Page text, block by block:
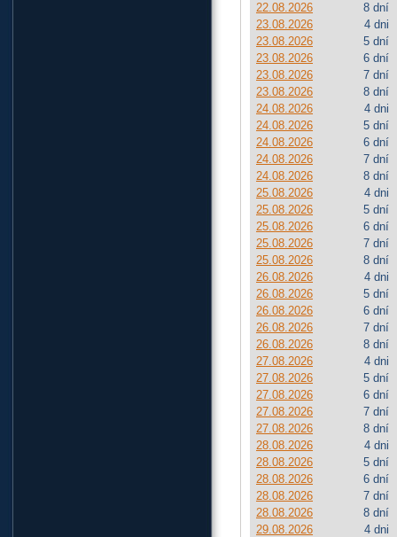
22.08.2026
8 dní
23.08.2026
4 dni
23.08.2026
5 dní
23.08.2026
6 dní
23.08.2026
7 dní
23.08.2026
8 dní
24.08.2026
4 dni
24.08.2026
5 dní
24.08.2026
6 dní
24.08.2026
7 dní
24.08.2026
8 dní
25.08.2026
4 dni
25.08.2026
5 dní
25.08.2026
6 dní
25.08.2026
7 dní
25.08.2026
8 dní
26.08.2026
4 dni
26.08.2026
5 dní
26.08.2026
6 dní
26.08.2026
7 dní
26.08.2026
8 dní
27.08.2026
4 dni
27.08.2026
5 dní
27.08.2026
6 dní
27.08.2026
7 dní
27.08.2026
8 dní
28.08.2026
4 dni
28.08.2026
5 dní
28.08.2026
6 dní
28.08.2026
7 dní
28.08.2026
8 dní
29.08.2026
4 dni